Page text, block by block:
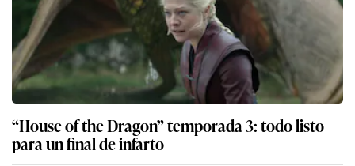
“House of the Dragon” temporada 3: todo listo
para un final de infarto